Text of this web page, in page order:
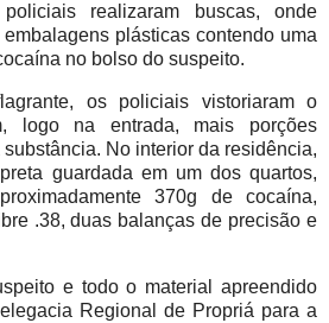
realizaram buscas, onde
plásticas contendo uma
no bolso do suspeito.
os policiais vistoriaram o
logo na entrada, mais porções
No interior da residência,
guardada em um dos quartos,
370g de cocaína,
.38, duas balanças de precisão e
e todo o material apreendido
Regional de Propriá para a